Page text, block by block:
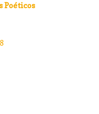
Poéticos